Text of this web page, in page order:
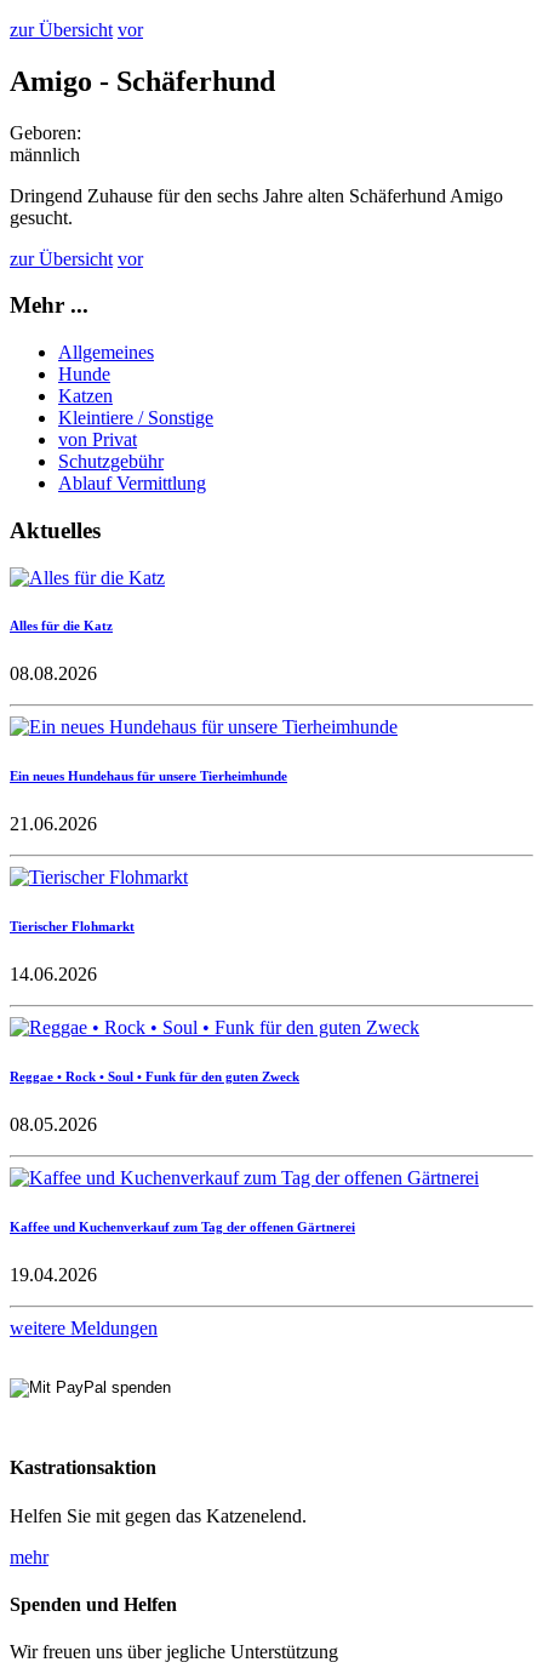
zur Übersicht vor
Amigo - Schäferhund
Geboren:
männlich
Dringend Zuhause für den sechs Jahre alten Schäferhund Amigo
gesucht.
zur Übersicht vor
Mehr ...
Allgemeines
Hunde
Katzen
Kleintiere / Sonstige
von Privat
Schutzgebühr
Ablauf Vermittlung
Aktuelles
Alles für die Katz
08.08.2026
Ein neues Hundehaus für unsere Tierheimhunde
21.06.2026
Tierischer Flohmarkt
14.06.2026
Reggae • Rock • Soul • Funk für den guten Zweck
08.05.2026
Kaffee und Kuchenverkauf zum Tag der offenen Gärtnerei
19.04.2026
weitere Meldungen
Kastrationsaktion
Helfen Sie mit gegen das Katzenelend.
mehr
Spenden und Helfen
Wir freuen uns über jegliche Unterstützung